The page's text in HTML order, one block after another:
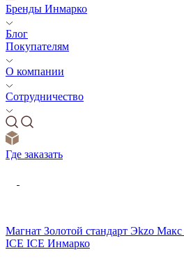
Бренды Инмарко
Блог
Покупателям
О компании
Сотрудничество
Где заказать
Магнат Золотой стандарт Эkzо Макс
ICE ICE Инмарко